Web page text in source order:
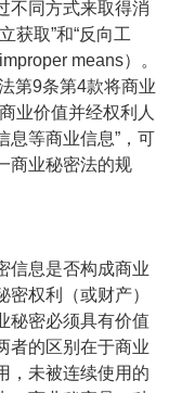
不同方式来取得消
获取”和“反向工
means）。
第9条第4款将商业
业价值并经权利人
息等商业信息”，可
商业秘密法的规
信息是否构成商业
权利（或财产）
秘密必须具有价值
者的区别在于商业
，未被连续使用的